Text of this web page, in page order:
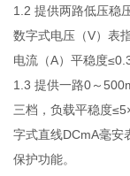
1.2 提供两路低压稳
数字式电压（V）表
电流（A）平稳度
1.3 提供一路0～
三档，负载平稳度
字式直线DCmA毫安
保护功能。